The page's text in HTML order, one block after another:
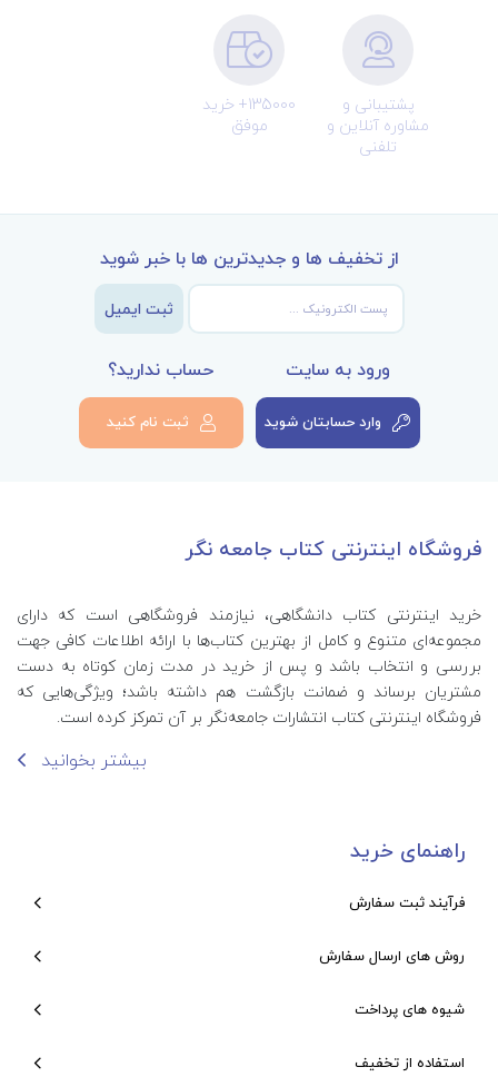
پشتیبانی و
مشاوره آنلاین و
تلفنی
135000+ خرید
موفق
از تخفیف ها و جدیدترین ها با خبر شوید
ثبت ایمیل
ورود به سایت
وارد حسابتان شوید
حساب ندارید؟
ثبت نام کنید
فروشگاه اینترنتی کتاب جامعه نگر
خرید اینترنتی کتاب‌ دانشگاهی، نیازمند فروشگاهی است که دارای
مجموعه‌ای متنوع و کامل از بهترین کتاب‌ها با ارائه اطلاعات کافی جهت
بررسی و انتخاب باشد و پس از خرید در مدت زمان کوتاه به دست
مشتریان برساند و ضمانت بازگشت هم داشته باشد؛ ویژگی‌هایی که
فروشگاه اینترنتی کتاب انتشارات جامعه‌نگر بر آن تمرکز کرده است.
بیشتر بخوانید
راهنمای خرید
فرآیند ثبت سفارش
روش های ارسال سفارش
شیوه های پرداخت
استفاده از تخفیف